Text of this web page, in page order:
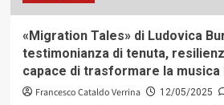
«Migration Tales» di Ludovica
testimonianza di tenuta,
capace di trasformare la
Francesco Cataldo Verrina 12/05/2025